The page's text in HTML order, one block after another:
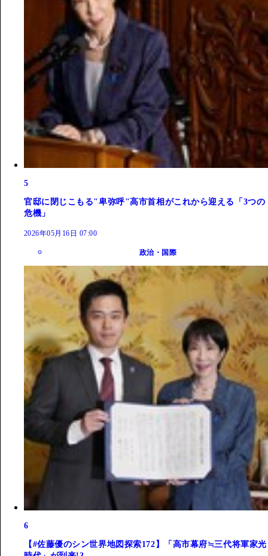
5
官邸に閉じこもる"卑弥呼"高市首相がこれから迎える「3つの
危機」
2026年05月16日 07:00
政治・国際
6
【#佐藤優のシン世界地図探索172】「高市幕府≒三代将軍家光